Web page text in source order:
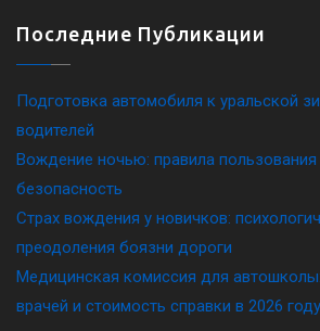
Последние Публикации
Подготовка автомобиля к уральской
водителей
Вождение ночью: правила
безопасность
Страх вождения у новичков:
преодоления боязни дороги
Медицинская комиссия для
врачей и стоимость справки в 2026 году